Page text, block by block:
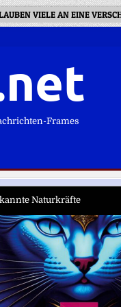
VIELE AN EINE
Frames
Naturkräfte